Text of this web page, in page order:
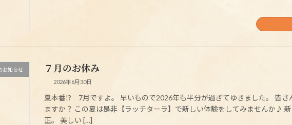
お知らせ ７月のお休み
2026年6月30日
夏本番!? 7月ですよ。 早いもので2026年も半分が過ぎてゆきました。 皆さ
ますか？ この夏は是非【ラッチターラ】で新しい体験をしてみませんか♪
正。 美しい […]